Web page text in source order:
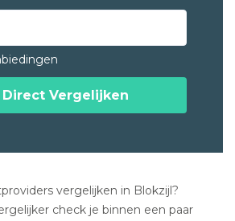
Direct Vergelijken
vergelijken in Blokzijl?
check je binnen een paar